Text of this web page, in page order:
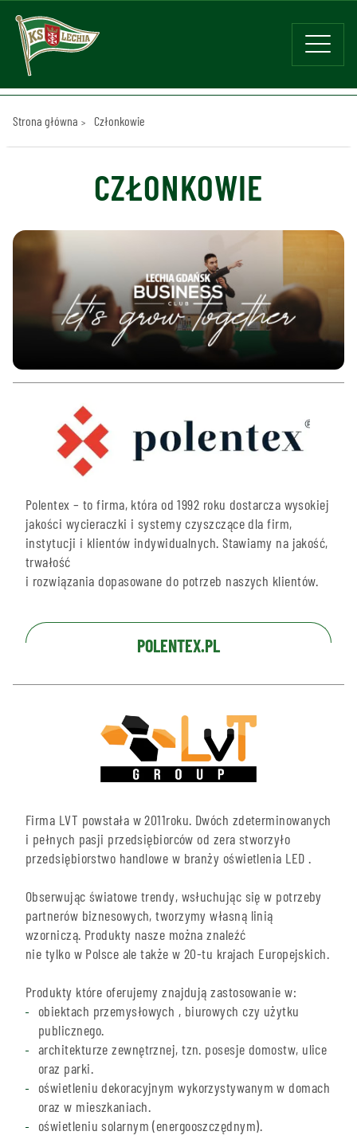
Strona główna Członkowie
CZŁONKOWIE
Polentex – to firma, która od 1992 roku dostarcza wysokiej
jakości wycieraczki i systemy czyszczące dla firm,
instytucji i klientów indywidualnych. Stawiamy na jakość,
trwałość
i rozwiązania dopasowane do potrzeb naszych klientów.
POLENTEX.PL
Firma LVT powstała w 2011roku. Dwóch zdeterminowanych
i pełnych pasji przedsiębiorców od zera stworzyło
przedsiębiorstwo handlowe w branży oświetlenia LED .
Obserwując światowe trendy, wsłuchując się w potrzeby
partnerów biznesowych, tworzymy własną linią
wzorniczą. Produkty nasze można znaleźć
nie tylko w Polsce ale także w 20-tu krajach Europejskich.
Produkty które oferujemy znajdują zastosowanie w:
obiektach przemysłowych , biurowych czy użytku
publicznego.
architekturze zewnętrznej, tzn. posesje domostw, ulice
oraz parki.
oświetleniu dekoracyjnym wykorzystywanym w domach
oraz w mieszkaniach.
oświetleniu solarnym (energooszczędnym).